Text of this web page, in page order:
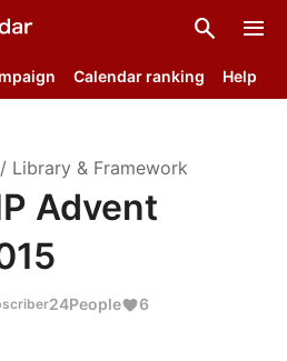
search menu
Calendar ranking Help
/ Library & Framework
Advent
24People 6